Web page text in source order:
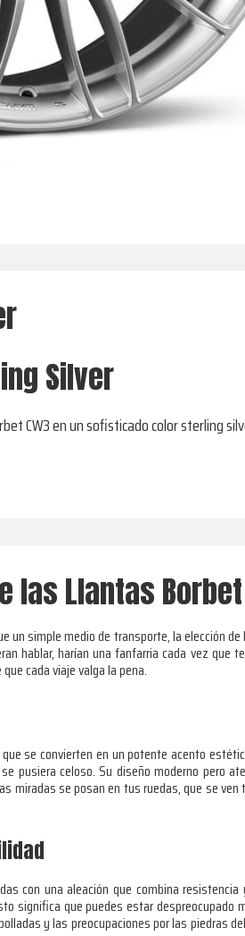
Silver
CW3 en un sofisticado color sterling
las Llantas
un simple medio de transporte, la elección
hablar, harían una fanfarria cada vez que
cada viaje valga la pena.
se convierten en un potente acento
pusiera celoso. Su diseño moderno pero
miradas se posan en tus ruedas, que se
con una aleación que combina
significa que puedes estar
y las preocupaciones por las piedras